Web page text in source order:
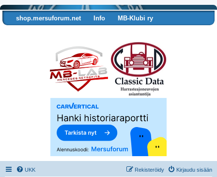
shop.mersuforum.net Info
MB-Klubi ry
UKK Kirjaudu sisään
Rekisteröidy